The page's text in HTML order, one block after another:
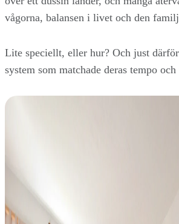
vågorna, balansen i livet och den
Lite speciellt, eller hur? Och just
system som matchade deras tempo